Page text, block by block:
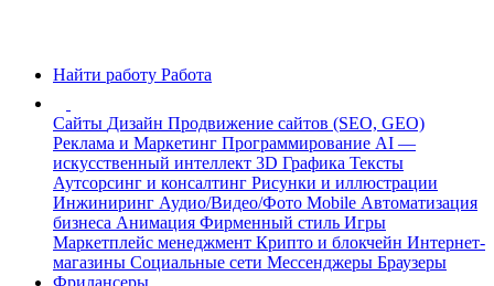
Найти работу Работа
Сайты Дизайн Продвижение сайтов (SEO, GEO)
Реклама и Маркетинг Программирование AI —
искусственный интеллект 3D Графика Тексты
Аутсорсинг и консалтинг Рисунки и иллюстрации
Инжиниринг Аудио/Видео/Фото Mobile Автоматизация
бизнеса Анимация Фирменный стиль Игры
Маркетплейс менеджмент Крипто и блокчейн Интернет-
магазины Социальные сети Мессенджеры Браузеры
Фрилансеры